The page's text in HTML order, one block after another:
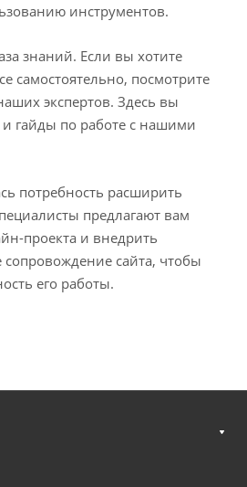
инструментов.
знаний. Если вы хотите
самостоятельно, посмотрите
экспертов. Здесь вы
гайды по работе с нашими
потребность расширить
предлагают вам
проекта и внедрить
сопровождение сайта, чтобы
его работы.